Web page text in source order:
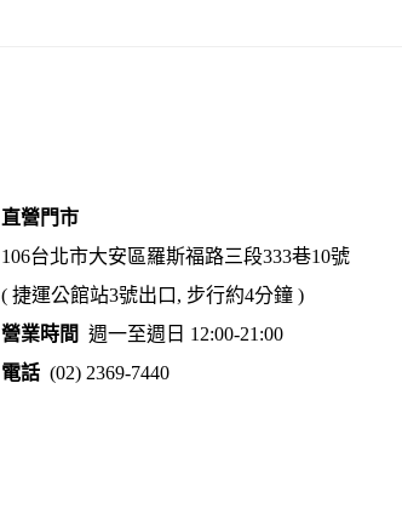
直營門市
106台北市大安區羅斯福路三段333巷10號
( 捷運公館站3號出口, 步行約4分鐘 )
營業時間 週一至週日 12:00-21:00
電話 (02) 2369-7440